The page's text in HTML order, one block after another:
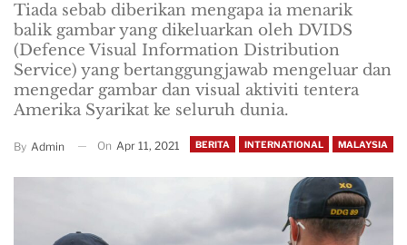
Tiada sebab diberikan mengapa ia menarik
balik gambar yang dikeluarkan oleh DVIDS
(Defence Visual Information Distribution
Service) yang bertanggungjawab mengeluar dan
mengedar gambar dan visual aktiviti tentera
Amerika Syarikat ke seluruh dunia.
BERITA INTERNATIONAL MALAYSIA
By Admin On Apr 11, 2021